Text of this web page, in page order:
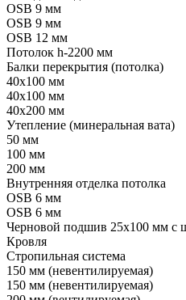
OSB 9 мм
OSB 9 мм
OSB 12 мм
Потолок h-2200 мм
Балки перекрытия (потолка)
40x100 мм
40x100 мм
40x200 мм
Утепление (минеральная вата)
50 мм
100 мм
200 мм
Внутренняя отделка потолка
OSB 6 мм
OSB 6 мм
Черновой подшив 25x100 мм с
Кровля
Стропильная система
150 мм (невентилируемая)
150 мм (невентилируемая)